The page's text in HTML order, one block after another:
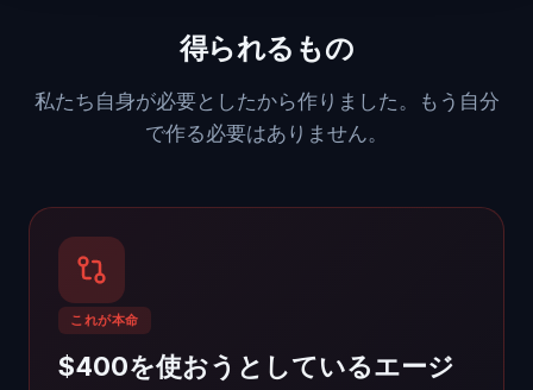
得られるもの
私たち自身が必要としたから作りました。もう自分
で作る必要はありません。
これが本命
$400を使おうとしているエージ